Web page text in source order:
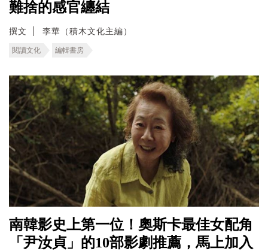
難捨的感官纏結
撰文 李華（積木文化主編）
閱讀文化 編輯書房
南韓影史上第一位！奧斯卡最佳女配角
「尹汝貞」的10部影劇推薦，馬上加入